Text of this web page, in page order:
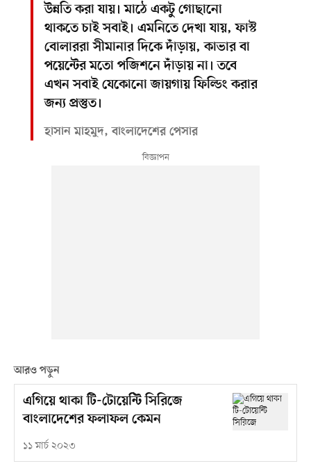
উন্নতি করা যায়। মাঠে একটু গোছানো
থাকতে চাই সবাই। এমনিতে দেখা যায়, ফাস্ট
বোলাররা সীমানার দিকে দাঁড়ায়, কাভার বা
পয়েন্টের মতো পজিশনে দাঁড়ায় না। তবে
এখন সবাই যেকোনো জায়গায় ফিল্ডিং করার
জন্য প্রস্তুত।
হাসান মাহমুদ, বাংলাদেশের পেসার
আরও পড়ুন
এগিয়ে থাকা টি-টোয়েন্টি সিরিজে
বাংলাদেশের ফলাফল কেমন
১১ মার্চ ২০২৩